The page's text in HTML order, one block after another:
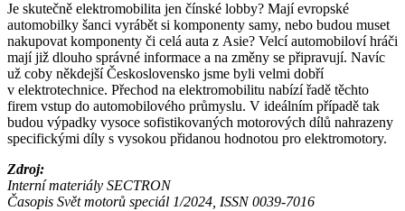
Je skutečně elektromobilita jen čínské lobby? Mají evropské
automobilky šanci vyrábět si komponenty samy, nebo budou muset
nakupovat komponenty či celá auta z Asie? Velcí automobiloví hráči
mají již dlouho správné informace a na změny se připravují. Navíc
už coby někdejší Československo jsme byli velmi dobří
v elektrotechnice. Přechod na elektromobilitu nabízí řadě těchto
firem vstup do automobilového průmyslu. V ideálním případě tak
budou výpadky vysoce sofistikovaných motorových dílů nahrazeny
specifickými díly s vysokou přidanou hodnotou pro elektromotory.
Zdroj:
Interní materiály SECTRON
Časopis Svět motorů speciál 1/2024, ISSN 0039-7016